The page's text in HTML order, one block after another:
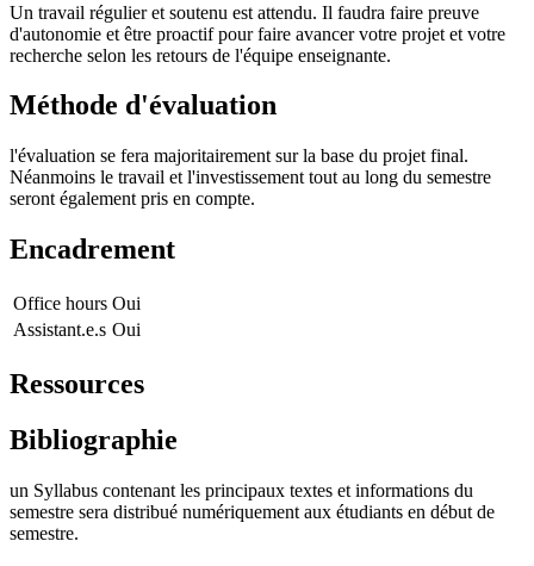
Un travail régulier et soutenu est attendu. Il faudra faire preuve
d'autonomie et être proactif pour faire avancer votre projet et votre
recherche selon les retours de l'équipe enseignante.
Méthode d'évaluation
l'évaluation se fera majoritairement sur la base du projet final.
Néanmoins le travail et l'investissement tout au long du semestre
seront également pris en compte.
Encadrement
Office hours Oui
Assistant.e.s Oui
Ressources
Bibliographie
un Syllabus contenant les principaux textes et informations du
semestre sera distribué numériquement aux étudiants en début de
semestre.